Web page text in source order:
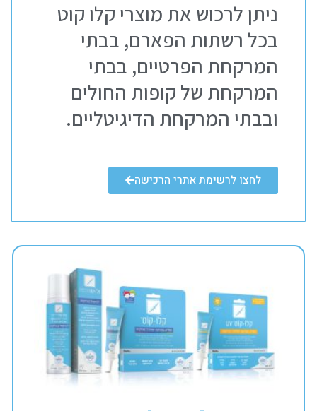
ניתן לרכוש את מוצרי קלו קוט
בכל רשתות הפארם, בבתי
המרקחת הפרטיים, בבתי
המרקחת של קופות החולים
ובבתי המרקחת הדיגיטליים.
לחצו לרשימת אתרי הרכישה